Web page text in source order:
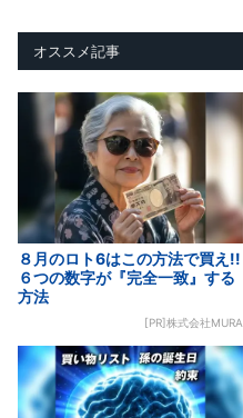
オススメ記事
８月のロト6はこの方法で買え!!
６つの数字が『完全一致』する
方法
[PR]株式会社MURA